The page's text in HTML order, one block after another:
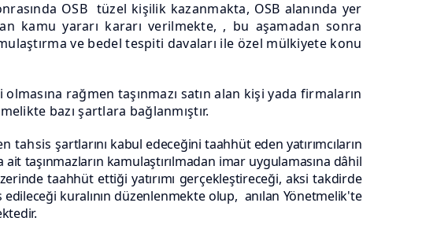
OSB tüzel kişilik kazanmakta, OSB alanında yer
kamu yararı kararı verilmekte, , bu aşamadan sonra
ve bedel tespiti davaları ile özel mülkiyete konu
rağmen taşınmazı satın alan kişi yada firmaların
bazı şartlara bağlanmıştır.
tahsisşartlarını kabul edeceğini taahhüt eden yatırımcıların
taşınmazların kamulaştırılmadan imar uygulamasına dâhil
taahhüt ettiği yatırımı gerçekleştireceği, aksi takdirde
edileceği kuralının düzenlenmekte olup, anılan Yönetmelik'te